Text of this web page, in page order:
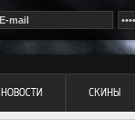
НОВОСТИ СКИНЫ